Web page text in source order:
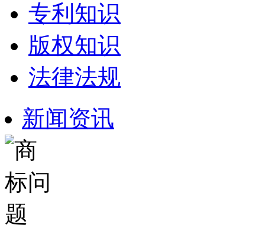
专利知识
版权知识
法律法规
新闻资讯